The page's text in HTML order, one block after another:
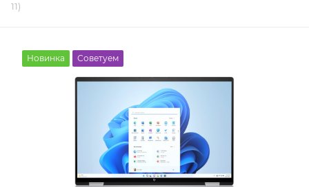
11)
Новинка Советуем